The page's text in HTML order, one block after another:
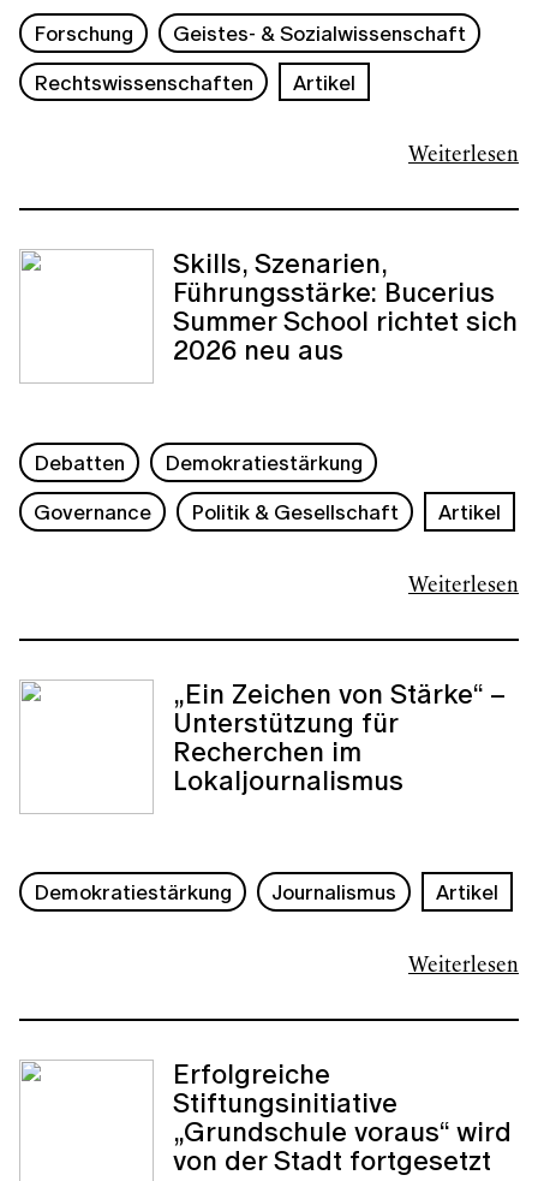
Weiterlesen
Forschung
Geistes- & Sozialwissenschaft
Rechtswissenschaften
Artikel
Skills, Szenarien,
Führungsstärke: Bucerius
Summer School richtet sich
2026 neu aus
Weiterlesen
Debatten
Demokratiestärkung
Governance
Politik & Gesellschaft Artikel
„Ein Zeichen von Stärke“ –
Unterstützung für
Recherchen im
Lokaljournalismus
Weiterlesen
Demokratiestärkung Journalismus Artikel
Erfolgreiche
Stiftungsinitiative
„Grundschule voraus“ wird
von der Stadt fortgesetzt